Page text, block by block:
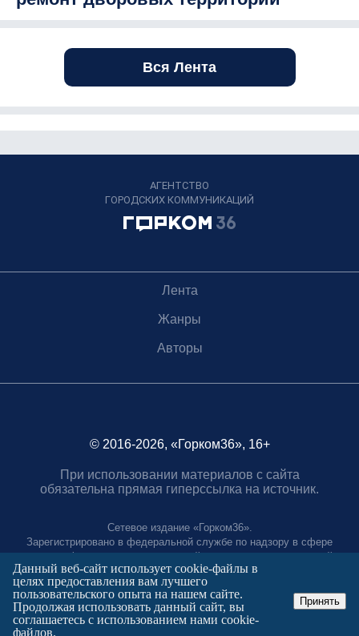
Вся Лента
АГЕНТСТВО
ГОРОДСКИХ КОММУНИКАЦИЙ
Лента
Жанры
Авторы
© 2016-2026, «Горком36», 16+
При использовании материалов с сайта
обязательна прямая гиперссылка на источник.
Сетевое издание «Горком36».
Зарегистрировано в федеральной службе по надзору в сфере
связи, информационных технологий и массовых коммуникаций.
Регистрационный номер ЭЛ № ФС77-88966 от 21 января 2025 г.
Учредитель: Муниципальное автономное учреждение "Агентство
городских коммуникаций"
Главный редактор:
Данный веб-сайт использует cookie-файлы в
целях предоставления вам лучшего
пользовательского опыта на нашем сайте.
Продолжая использовать данный сайт, вы
соглашаетесь с использованием нами cookie-
файлов.
Принять